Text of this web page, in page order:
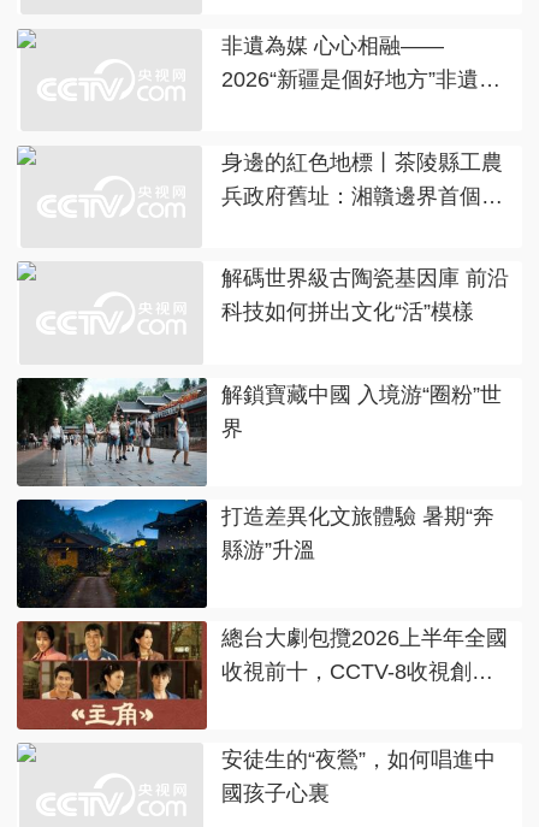
非遺為媒 心心相融——
2026“新疆是個好地方”非遺援
身邊的紅色地標丨茶陵縣工農
兵政府舊址：湘贛邊界首個紅
解碼世界級古陶瓷基因庫 前沿
科技如何拼出文化“活”模樣
解鎖寶藏中國 入境游“圈粉”世
界
打造差異化文旅體驗 暑期“奔
縣游”升溫
總台大劇包攬2026上半年全國
收視前十，CCTV-8收視創新
安徒生的“夜鶯”，如何唱進中
國孩子心裏